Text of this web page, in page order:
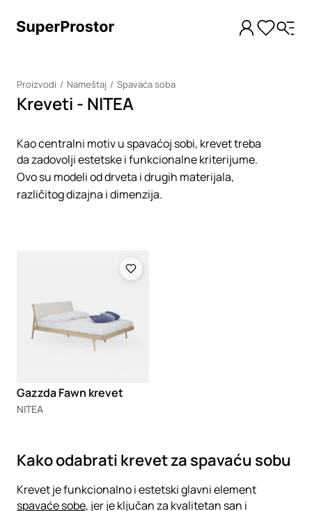
Proizvodi Nameštaj Spavaća soba
Kreveti - NITEA
Kao centralni motiv u spavaćoj sobi, krevet treba
da zadovolji estetske i funkcionalne kriterijume.
Ovo su modeli od drveta i drugih materijala,
različitog dizajna i dimenzija.
Gazzda Fawn krevet
NITEA
Kako odabrati krevet za spavaću sobu
Krevet je funkcionalno i estetski glavni element
spavaće sobe, jer je ključan za kvalitetan san i